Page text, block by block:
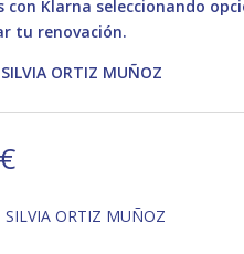
con Klarna seleccionando
tu renovación.
ORTIZ MUÑOZ
€
ORTIZ MUÑOZ